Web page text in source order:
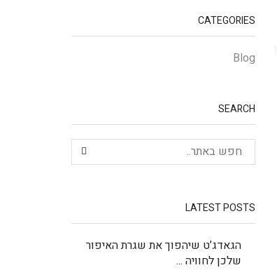
CATEGORIES
Blog
SEARCH
LATEST POSTS
הגאדג’ט שיהפוך את שגרת האיפור
שלכן לחוויה ...